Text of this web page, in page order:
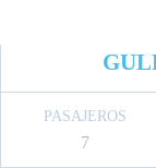
PASAJEROS
7